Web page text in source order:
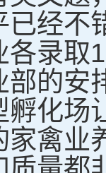
经不
录取
部的
场让
禽业